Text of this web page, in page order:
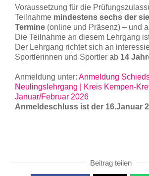
Voraussetzung für die
Teilnahme mindestens sechs der
Termine (online und Präsenz) – und
Die Teilnahme an diesem Lehrgang
Der Lehrgang richtet sich an
Sportlerinnen und Sportler ab 14
Anmeldung unter: Anmeldung
Neulingslehrgang | Kreis Kempen-
Januar/Februar 2026
Anmeldeschluss ist der 16.Januar
Beitrag teilen